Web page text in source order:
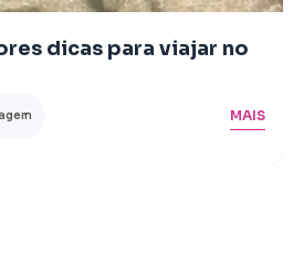
dicas para viajar no
MAIS